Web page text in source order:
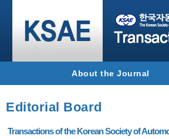
About the Journal
Editorial Board
Transactions of the Korean Society of